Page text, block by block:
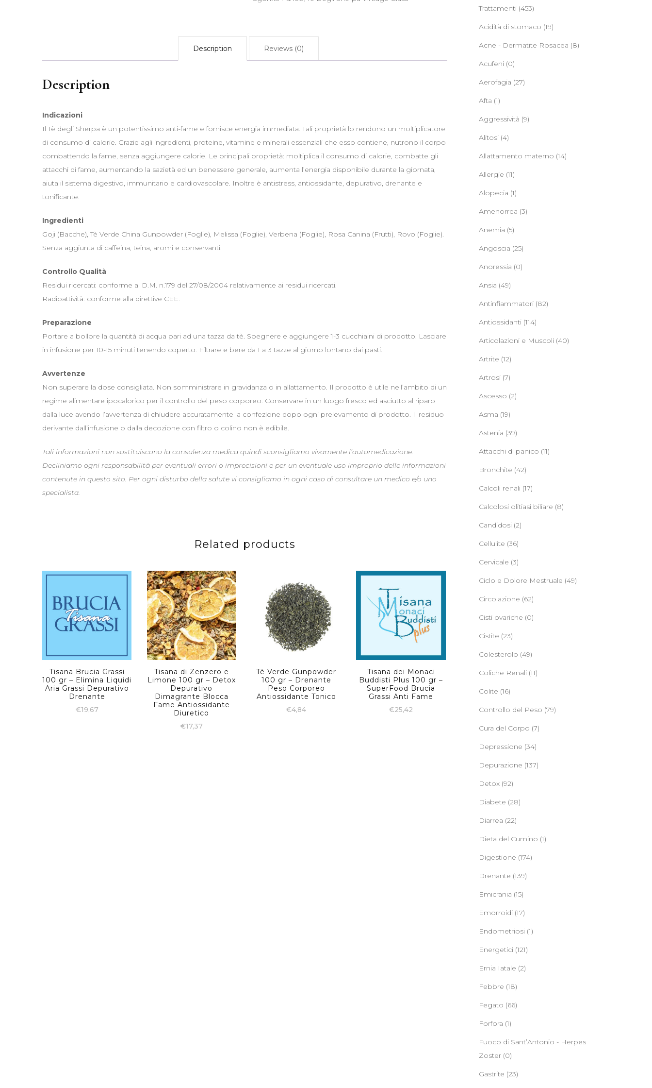
Naturale
quantity
Description Reviews (0)
Description
Indicazioni
Il Tè degli Sherpa è un potentissimo anti-fame e fornisce energia immediata. Tali proprietà lo rendono un moltiplicatore
di consumo di calorie. Grazie agli ingredienti, proteine, vitamine e minerali essenziali che esso contiene, nutrono il corpo
combattendo la fame, senza aggiungere calorie. Le principali proprietà: moltiplica il consumo di calorie, combatte gli
attacchi di fame, aumentando la sazietà ed un benessere generale, aumenta l’energia disponibile durante la giornata,
aiuta il sistema digestivo, immunitario e cardiovascolare. Inoltre è antistress, antiossidante, depurativo, drenante e
tonificante.
Ingredienti
Goji (Bacche), Tè Verde China Gunpowder (Foglie), Melissa (Foglie), Verbena (Foglie), Rosa Canina (Frutti), Rovo (Foglie).
Senza aggiunta di caffeina, teina, aromi e conservanti.
Controllo Qualità
Residui ricercati: conforme al D.M. n.179 del 27/08/2004 relativamente ai residui ricercati.
Radioattività: conforme alla direttive CEE.
Preparazione
Portare a bollore la quantità di acqua pari ad una tazza da tè. Spegnere e aggiungere 1-3 cucchiaini di prodotto. Lasciare
in infusione per 10-15 minuti tenendo coperto. Filtrare e bere da 1 a 3 tazze al giorno lontano dai pasti.
Avvertenze
Non superare la dose consigliata. Non somministrare in gravidanza o in allattamento. Il prodotto è utile nell’ambito di un
regime alimentare ipocalorico per il controllo del peso corporeo. Conservare in un luogo fresco ed asciutto al riparo
dalla luce avendo l’avvertenza di chiudere accuratamente la confezione dopo ogni prelevamento di prodotto. Il residuo
derivante dall’infusione o dalla decozione con filtro o colino non è edibile.
Tali informazioni non sostituiscono la consulenza medica quindi sconsigliamo vivamente l’automedicazione.
Decliniamo ogni responsabilità per eventuali errori o imprecisioni e per un eventuale uso improprio delle informazioni
contenute in questo sito. Per ogni disturbo della salute vi consigliamo in ogni caso di consultare un medico e/o uno
specialista.
Related products
Tisana Brucia Grassi
100 gr – Elimina Liquidi
Aria Grassi Depurativo
Drenante
€19,67
Tisana di Zenzero e
Limone 100 gr – Detox
Depurativo
Dimagrante Blocca
Fame Antiossidante
Diuretico
€17,37
Tè Verde Gunpowder
100 gr – Drenante
Peso Corporeo
Antiossidante Tonico
€4,84
Tisana dei Monaci
Buddisti Plus 100 gr –
SuperFood Brucia
Grassi Anti Fame
€25,42
Trattamenti (453)
Acidità di stomaco (19)
Acne - Dermatite Rosacea (8)
Acufeni (0)
Aerofagia (27)
Afta (1)
Aggressività (9)
Alitosi (4)
Allattamento materno (14)
Allergie (11)
Alopecia (1)
Amenorrea (3)
Anemia (5)
Angoscia (25)
Anoressia (0)
Ansia (49)
Antinfiammatori (82)
Antiossidanti (114)
Articolazioni e Muscoli (40)
Artrite (12)
Artrosi (7)
Ascesso (2)
Asma (19)
Astenia (39)
Attacchi di panico (11)
Bronchite (42)
Calcoli renali (17)
Calcolosi olitiasi biliare (8)
Candidosi (2)
Cellulite (36)
Cervicale (3)
Ciclo e Dolore Mestruale (49)
Circolazione (62)
Cisti ovariche (0)
Cistite (23)
Colesterolo (49)
Coliche Renali (11)
Colite (16)
Controllo del Peso (79)
Cura del Corpo (7)
Depressione (34)
Depurazione (137)
Detox (92)
Diabete (28)
Diarrea (22)
Dieta del Cumino (1)
Digestione (174)
Drenante (139)
Emicrania (15)
Emorroidi (17)
Endometriosi (1)
Energetici (121)
Ernia Iatale (2)
Febbre (18)
Fegato (66)
Forfora (1)
Fuoco di Sant’Antonio - Herpes
Zoster (0)
Gastrite (23)